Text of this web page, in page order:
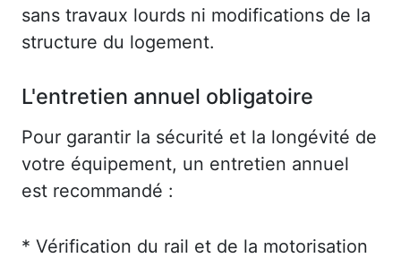
sans travaux lourds ni modifications de la
structure du logement.
L'entretien annuel obligatoire
Pour garantir la sécurité et la longévité de
votre équipement, un entretien annuel
est recommandé :
* Vérification du rail et de la motorisation